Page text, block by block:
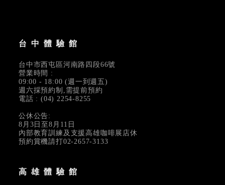
台中體驗館
台中市西屯區河南路四段66號
營業時間 :
09:00 - 18:00 (週一到週五)
週六採預約制,需提前預約
電話 : (04) 2254-8255
公休公告:
8月3日至8月11日
內部教育訓練及支援高雄咖啡展店休
預約賞機請打02-2657-3133
高雄體驗館